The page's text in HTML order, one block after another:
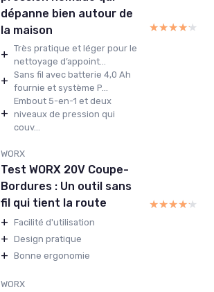
dépanne bien autour de
la maison
+ Très pratique et léger pour le
nettoyage d’appoint...
+ Sans fil avec batterie 4,0 Ah
fournie et système P...
+
Embout 5-en-1 et deux
niveaux de pression qui
couv...
★★★★★
★★★★★
WORX
Test WORX 20V Coupe-
Bordures : Un outil sans
fil qui tient la route
+ Facilité d'utilisation
+ Design pratique
+ Bonne ergonomie
★★★★★
★★★★★
WORX